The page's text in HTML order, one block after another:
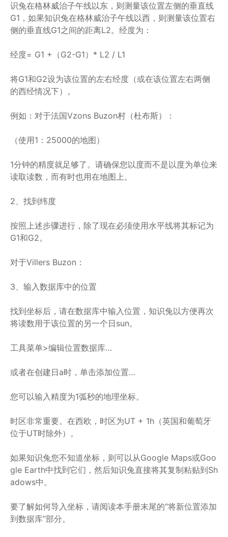
识兔在格林威治子午线以东，则测量该位置左侧的垂直线
G1，如果知识兔在格林威治子午线以西，则测量该位置右
侧的垂直线G1之间的距离L2。经度为：
经度= G1 +（G2-G1）* L2 / L1
将G1和G2设为该位置的左右经度（或在该位置左右两侧
的西经情况下）。
例如：对于法国Vzons Buzon村（杜布斯）：
（使用1：25000的地图）
1分钟的精度就足够了。请确保您以度而不是以度为单位来
读取读数，而有时也用在地图上。
2、找到纬度
按照上述步骤进行，除了现在必须使用水平线将其标记为
G1和G2。
对于Villers Buzon：
3、输入数据库中的位置
找到坐标后，请在数据库中输入位置，知识兔以方便再次
将读数用于该位置的另一个日sun。
工具菜单>编辑位置数据库…
或者在创建日a时，单击添加位置…
您可以输入精度为1弧秒的地理坐标。
时区非常重要。在西欧，时区为UT + 1h（英国和葡萄牙
位于UT时除外）。
如果知识兔您不知道坐标，则可以从Google Maps或Goo
gle Earth中找到它们，然后知识兔直接将其复制粘贴到Sh
adows中。
要了解如何导入坐标，请阅读本手册末尾的“将新位置添加
到数据库”部分。